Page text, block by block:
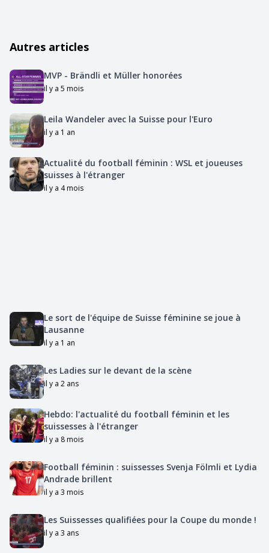
Autres articles
MVP - Brändli et Müller honorées
il y a 5 mois
Leila Wandeler avec la Suisse pour l'Euro
il y a 1 an
Actualité du football féminin : WSL et joueuses
suisses à l'étranger
il y a 4 mois
Le sort de l'équipe de Suisse féminine se joue à
Lausanne
il y a 1 an
Les Ladies sur le devant de la scène
il y a 2 ans
Hebdo: l'actualité du football féminin et les
suissesses à l'étranger
il y a 8 mois
Football féminin : suissesses Svenja Fölmli et Lydia
Andrade brillent
il y a 3 mois
Les Suissesses qualifiées pour la Coupe du monde !
il y a 3 ans